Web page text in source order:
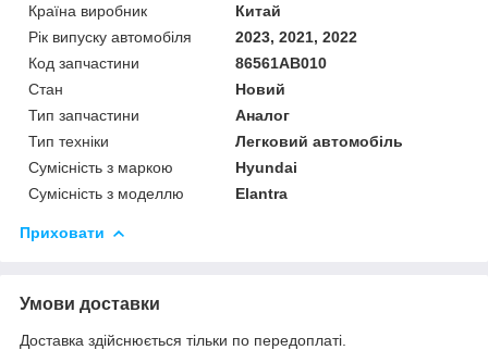
Країна виробник
Китай
Рік випуску автомобіля
2023, 2021, 2022
Код запчастини
86561AB010
Стан
Новий
Тип запчастини
Аналог
Тип техніки
Легковий автомобіль
Сумісність з маркою
Hyundai
Сумісність з моделлю
Elantra
Приховати
Умови доставки
Доставка здійснюється тільки по передоплаті.